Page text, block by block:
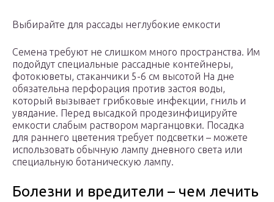
Выбирайте для рассады неглубокие емкости
Семена требуют не слишком много пространства. Им
подойдут специальные рассадные контейнеры,
фотокюветы, стаканчики 5-6 см высотой На дне
обязательна перфорация против застоя воды,
который вызывает грибковые инфекции, гниль и
увядание. Перед высадкой продезинфицируйте
емкости слабым раствором марганцовки. Посадка
для раннего цветения требует подсветки – можете
использовать обычную лампу дневного света или
специальную ботаническую лампу.
Болезни и вредители – чем лечить